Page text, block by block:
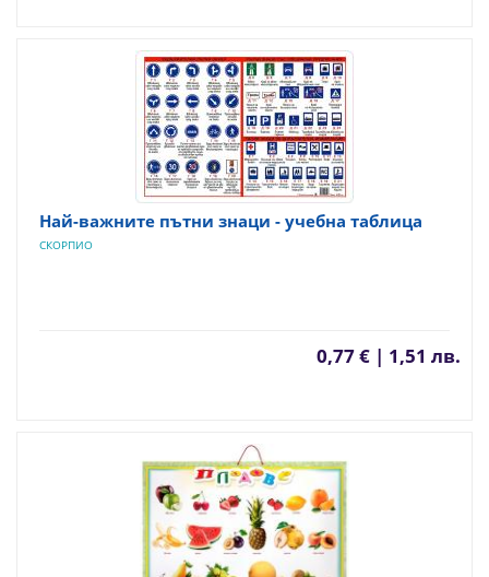
Най-важните пътни знаци - учебна таблица
СКОРПИО
0,77 € | 1,51 лв.